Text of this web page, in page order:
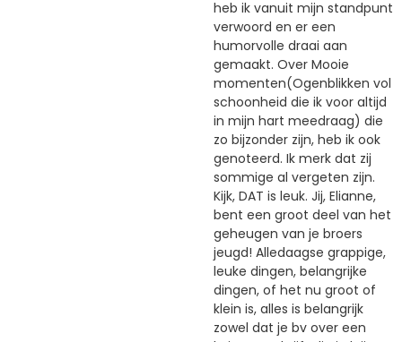
heb ik vanuit mijn standpunt
verwoord en er een
humorvolle draai aan
gemaakt. Over Mooie
momenten(Ogenblikken vol
schoonheid die ik voor altijd
in mijn hart meedraag) die
zo bijzonder zijn, heb ik ook
genoteerd. Ik merk dat zij
sommige al vergeten zijn.
Kijk, DAT is leuk. Jij, Elianne,
bent een groot deel van het
geheugen van je broers
jeugd! Alledaagse grappige,
leuke dingen, belangrijke
dingen, of het nu groot of
klein is, alles is belangrijk
zowel dat je bv over een